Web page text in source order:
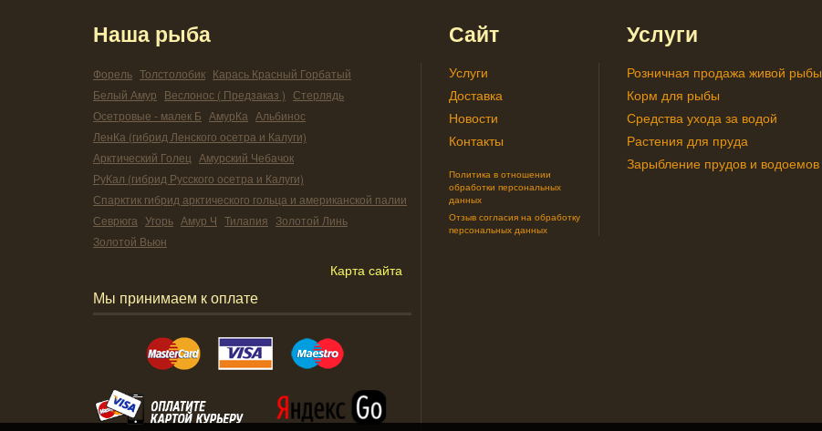
Наша рыба
Форель Толстолобик Карась Красный Горбатый
Белый Амур Веслонос ( Предзаказ ) Стерлядь
Осетровые - малек Б АмурКа Альбинос
ЛенКа (гибрид Ленского осетра и Калуги)
Арктический Голец Амурский Чебачок
РуКал (гибрид Русского осетра и Калуги)
Спарктик гибрид арктического гольца и американской палии
Севрюга Угорь Амур Ч Тилапия Золотой Линь
Золотой Вьюн
Карта сайта
Мы принимаем к оплате
Сайт
Услуги
Доставка
Новости
Контакты
Политика в отношении
обработки персональных
данных
Отзыв согласия на обработку
персональных данных
Услуги
Розничная продажа живой рыбы
Корм для рыбы
Средства ухода за водой
Растения для пруда
Зарыбление прудов и водоемов